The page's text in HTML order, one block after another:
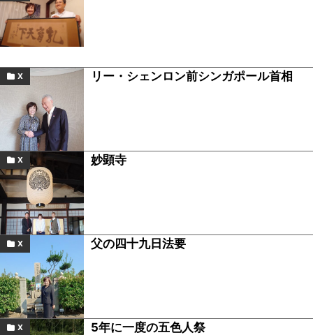
X リー・シェンロン前シンガポール首相
X 妙顕寺
X 父の四十九日法要
X 5年に一度の五色人祭